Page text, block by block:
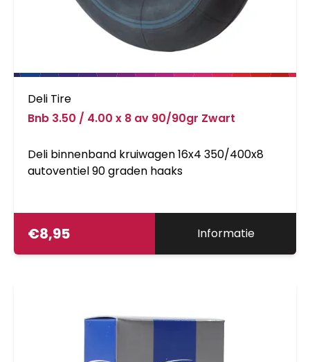
Extralight-uitvoering: Net zo betrouwbaar,
maar met een laag gewicht.
Deli Tire
Bnb 3.50 / 4.00 x 8 av 90/90gr Zwart
Deli binnenband kruiwagen 16x4 350/400x8
autoventiel 90 graden haaks
€8,95 Informatie